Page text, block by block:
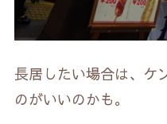
長居したい場合は、ケ
のがいいのかも。